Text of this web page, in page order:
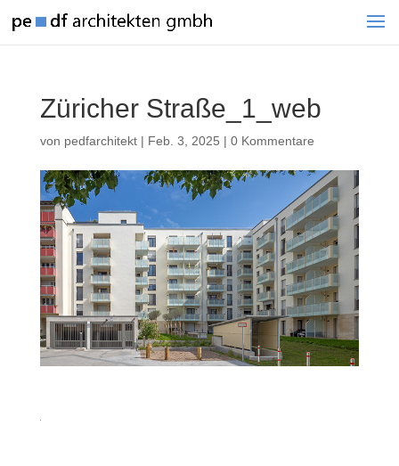
Züricher Straße_1_web
von pedfarchitekt| Feb. 3, 2025 | 0 Kommentare